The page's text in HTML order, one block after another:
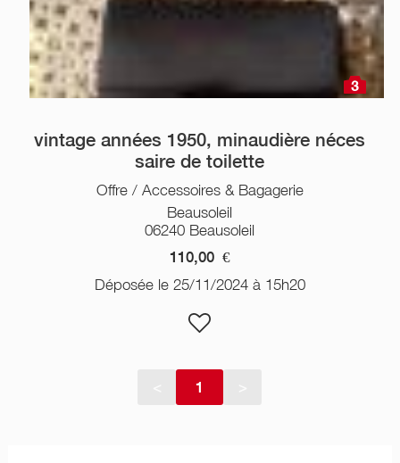
3
vintage années 1950, minaudière néces
saire de toilette
Offre / Accessoires & Bagagerie
Beausoleil
06240 Beausoleil
110,00 €
Déposée le 25/11/2024 à 15h20
1